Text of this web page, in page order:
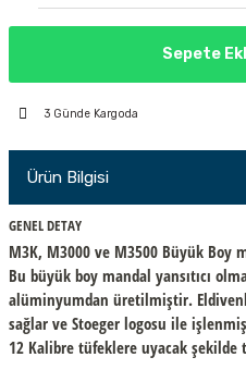
Sepete
3 Günde Kargoda
Ürün Bilgisi
GENEL DETAY
M3K, M3000 ve M3500 Büyük Boy
Bu büyük boy mandal yansıtıcı
alüminyumdan üretilmiştir.
sağlar ve Stoeger logosu ile
12 Kalibre tüfeklere uyacak şekilde